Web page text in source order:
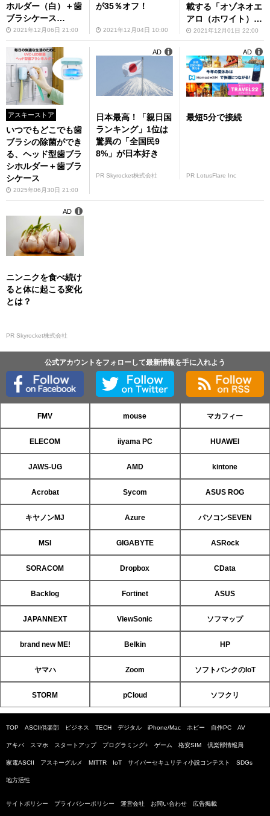
ホルダー（白）＋歯
ブラシケース
（白）」
2021年12月06日 21:00
が35％オフ！
2021年12月04日 10:00
載する「オゾネオエ
アロ（ホワイト）」
が35％オフ
2021年12月01日 22:00
アスキーストア
いつでもどこでも歯
ブラシの除菌ができ
る、ヘッド型歯ブラ
シホルダー＋歯ブラ
シケース
2025年06月30日 21:00
日本最高！「親日国
ランキング」1位は
驚異の「全国民9
8%」が日本好き
PR Skyrocket株式会社
AD
最短5分で接続
PR LotusFlare Inc
AD
ニンニクを食べ続け
ると体に起こる変化
とは？
PR Skyrocket株式会社
AD
公式アカウントをフォローして最新情報を手に入れよう
FMV mouse マカフィー
ELECOM iiyama PC HUAWEI
JAWS-UG AMD kintone
Acrobat Sycom ASUS ROG
キヤノンMJ Azure パソコンSEVEN
MSI GIGABYTE ASRock
SORACOM Dropbox CData
Backlog Fortinet ASUS
JAPANNEXT ViewSonic ソフマップ
brand new ME! Belkin HP
ヤマハ Zoom ソフトバンクのIoT
STORM pCloud ソフクリ
TOP ASCII倶楽部 ビジネス TECH デジタル iPhone/Mac ホビー 自作PC AV
アキバ スマホ スタートアップ プログラミング+ ゲーム 格安SIM 倶楽部情報局
家電ASCII アスキーグルメ MITTR IoT サイバーセキュリティ小説コンテスト SDGs
地方活性
サイトポリシー プライバシーポリシー 運営会社 お問い合わせ 広告掲載